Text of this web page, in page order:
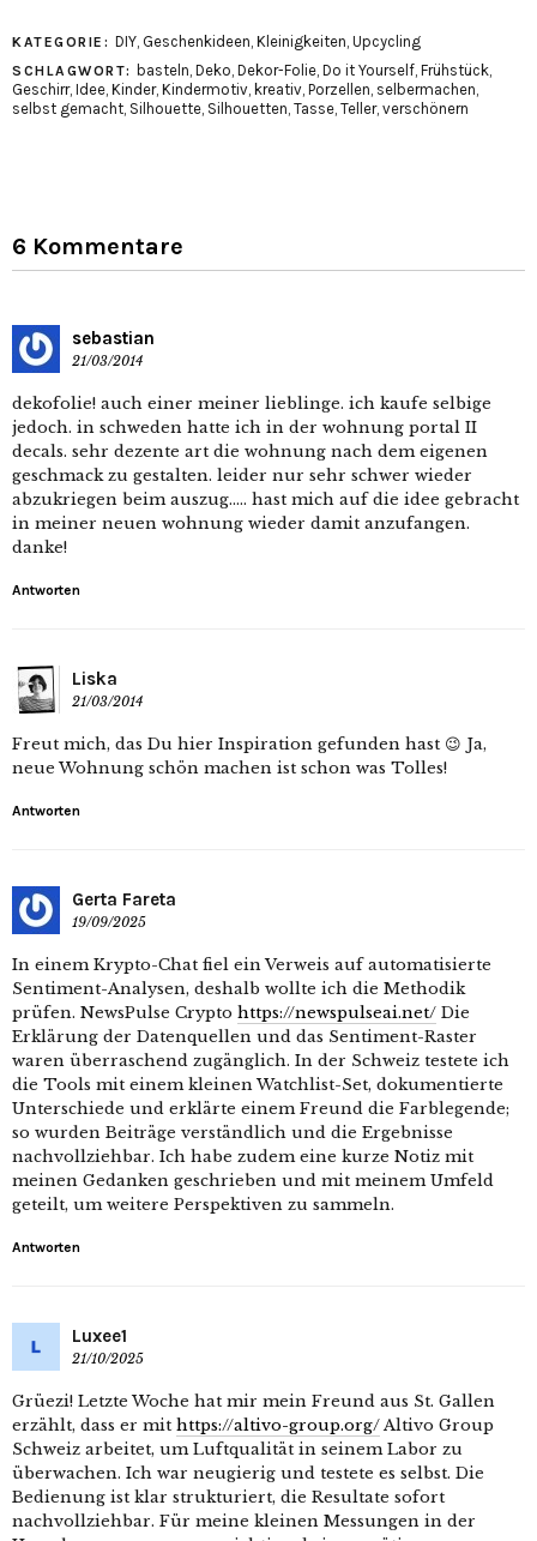
KATEGORIE: DIY, Geschenkideen Kleinigkeiten Upcycling
SCHLAGWORT: basteln Deko Dekor-Folie Do it Yourself Frühstück
Geschirr, Idee Kinder, Kindermotiv kreativ Porzellen selbermachen
selbst gemacht Silhouette Silhouetten Tasse Teller, verschönern
6 Kommentare
sebastian
21/03/2014
dekofolie! auch einer meiner lieblinge. ich kaufe selbige
jedoch. in schweden hatte ich in der wohnung portal II
decals. sehr dezente art die wohnung nach dem eigenen
geschmack zu gestalten. leider nur sehr schwer wieder
abzukriegen beim auszug….. hast mich auf die idee gebracht
in meiner neuen wohnung wieder damit anzufangen.
danke!
Antworten
Liska
21/03/2014
Freut mich, das Du hier Inspiration gefunden hast 😉 Ja,
neue Wohnung schön machen ist schon was Tolles!
Antworten
Gerta Fareta
19/09/2025
In einem Krypto-Chat fiel ein Verweis auf automatisierte
Sentiment-Analysen, deshalb wollte ich die Methodik
prüfen. NewsPulse Crypto https://newspulseai.net/ Die
Erklärung der Datenquellen und das Sentiment-Raster
waren überraschend zugänglich. In der Schweiz testete ich
die Tools mit einem kleinen Watchlist-Set, dokumentierte
Unterschiede und erklärte einem Freund die Farblegende;
so wurden Beiträge verständlich und die Ergebnisse
nachvollziehbar. Ich habe zudem eine kurze Notiz mit
meinen Gedanken geschrieben und mit meinem Umfeld
geteilt, um weitere Perspektiven zu sammeln.
Antworten
Luxee1
21/10/2025
Grüezi! Letzte Woche hat mir mein Freund aus St. Gallen
erzählt, dass er mit https://altivo-group.org/Altivo Group
Schweiz arbeitet, um Luftqualität in seinem Labor zu
überwachen. Ich war neugierig und testete es selbst. Die
Bedienung ist klar strukturiert, die Resultate sofort
nachvollziehbar. Für meine kleinen Messungen in der